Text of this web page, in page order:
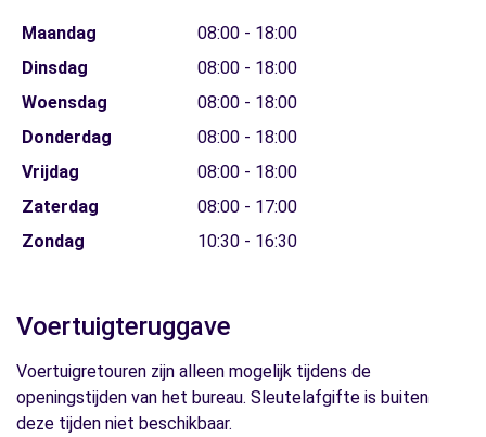
Maandag
08:00 - 18:00
Dinsdag
08:00 - 18:00
Woensdag
08:00 - 18:00
Donderdag
08:00 - 18:00
Vrijdag
08:00 - 18:00
Zaterdag
08:00 - 17:00
Zondag
10:30 - 16:30
Voertuigteruggave
Voertuigretouren zijn alleen mogelijk tijdens de
openingstijden van het bureau. Sleutelafgifte is buiten
deze tijden niet beschikbaar.